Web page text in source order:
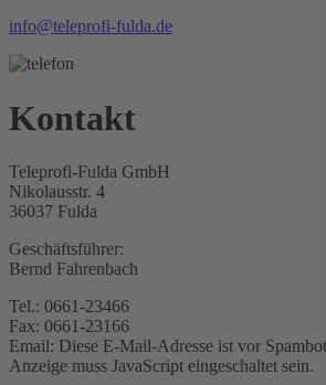
info@teleprofi-fulda.de
Kontakt
Teleprofi-Fulda GmbH
Nikolausstr. 4
36037 Fulda
Geschäftsführer:
Bernd Fahrenbach
Tel.: 0661-23466
Fax: 0661-23166
Email: Diese E-Mail-Adresse ist vor
Anzeige muss JavaScript eingeschaltet sein.